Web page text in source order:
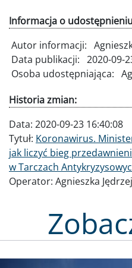
Informacja o
Autor informacji:
Data publikacji: 2020-09-
Osoba udostępniająca:
Historia zmian:
Data: 2020-09-23 16:40:08
Tytuł: Koronawirus.
jak liczyć bieg
w Tarczach
Operator: Agnieszka